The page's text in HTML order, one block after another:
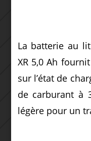
La batterie au
XR 5,0 Ah
sur l’état de
de carburant à
légère pour un